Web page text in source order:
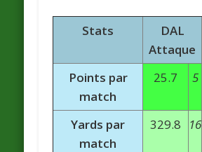
Stats
DAL
Attaque
Points par
match
25.7 5
Yards par
match
329.8 16